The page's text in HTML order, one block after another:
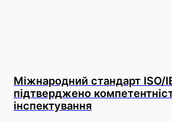
Міжнародний стандарт ISO/
підтверджено
інспектування